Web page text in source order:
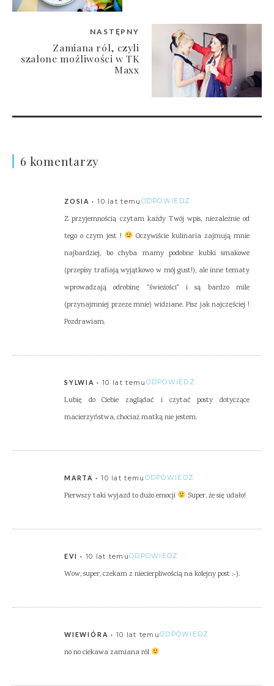
NASTĘPNY
Zamiana ról, czyli
szalone możliwości w TK
Maxx
6 komentarzy
ZOSIA 10 lat temu ODPOWIEDZ
Z przyjemnością czytam każdy Twój wpis, niezależnie od
tego o czym jest !
Oczywiście kulinaria zajmują mnie
najbardziej, bo chyba mamy podobne kubki smakowe
(przepisy trafiają wyjątkowo w mój gust!), ale inne tematy
wprowadzają odrobinę "świeżości" i są bardzo mile
(przynajmniej przeze mnie) widziane. Pisz jak najczęściej !
Pozdrawiam.
SYLWIA 10 lat temu ODPOWIEDZ
Lubię do Ciebie zaglądać i czytać posty dotyczące
macierzyństwa, chociaż matką nie jestem.
MARTA 10 lat temu ODPOWIEDZ
Pierwszy taki wyjazd to dużo emocji Super, że się udało!
EVI 10 lat temuODPOWIEDZ
Wow, super, czekam z niecierpliwością na kolejny post :-).
WIEWIÓRA 10 lat temuODPOWIEDZ
no no ciekawa zamiana ról